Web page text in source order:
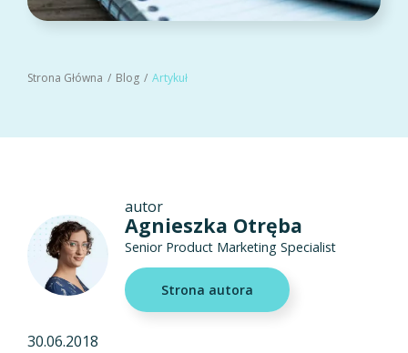
Strona Główna Blog Artykuł
autor
Agnieszka Otręba
Senior Product Marketing Specialist
Strona autora
30.06.2018